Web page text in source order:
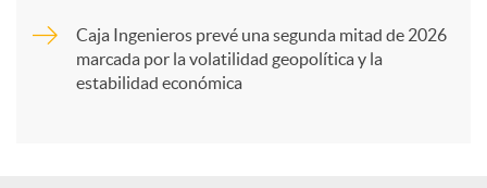
Caja Ingenieros prevé una segunda mitad de 2026
marcada por la volatilidad geopolítica y la
estabilidad económica